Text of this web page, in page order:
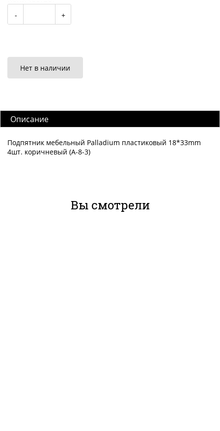
Нет в наличии
Описание
Подпятник мебельный Palladium пластиковый 18*33mm
4шт. коричневый (A-8-3)
Вы смотрели